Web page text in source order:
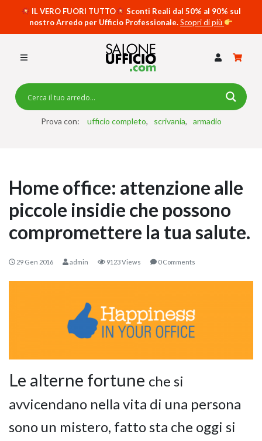
IL VERO FUORI TUTTO
Sconti Reali dal 50% al 90% sul
nostro Arredo per Ufficio Professionale.Scopri di più
Prova con: ufficio completo scrivania armadio
SWING 7020 –
KOROS –
SCRIVANIE SPECIAL DESK
CASSETTIERE
RECEPTION
TAVOLI RIUNIONE
ACCESSORI
Home office: attenzione alle
piccole insidie che possono
compromettere la tua salute.
29 Gen 2016 admin 9123 Views 0 Comments
Le alterne fortune che si
avvicendano nella vita di una persona
sono un mistero, fatto sta che oggi si